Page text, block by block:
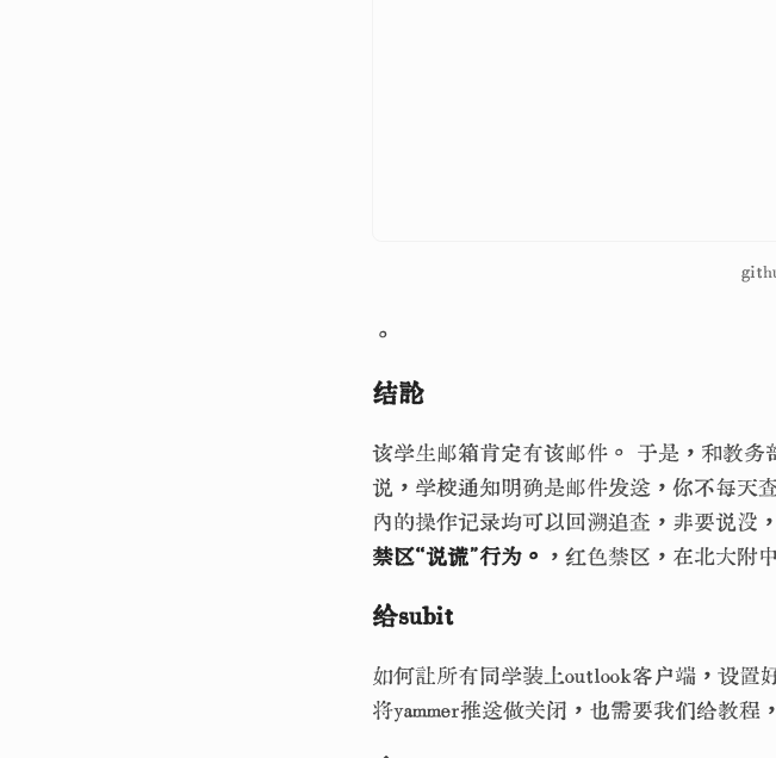
。
结论
该学生邮箱肯定有该邮件。 于是，和教
说，学校通知明确是邮件发送，你不每天
内的操作记录均可以回溯追查，非要说没
禁区“说谎”行为。
，红色禁区，在北大附
给subit
如何让所有同学装上outlook客户端，设
将yammer推送做关闭，也需要我们给教程